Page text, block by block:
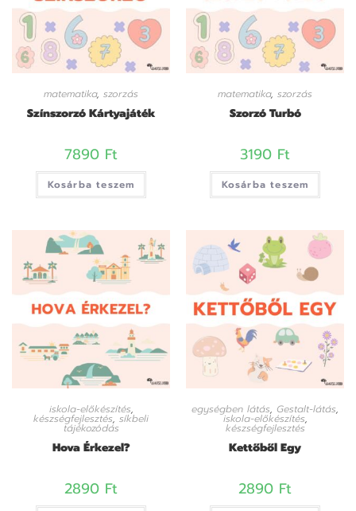
matematika, szorzás
Színszorzó Kártyajáték
7890 Ft
Kosárba teszem
matematika, szorzás
Szorzó Turbó
3190 Ft
Kosárba teszem
iskola-előkészítés,
készségfejlesztés, síkbeli
tájékozódás
Hova Érkezel?
2890 Ft
egységben látás, Gestalt-látás,
iskola-előkészítés,
készségfejlesztés
Kettőből Egy
2890 Ft